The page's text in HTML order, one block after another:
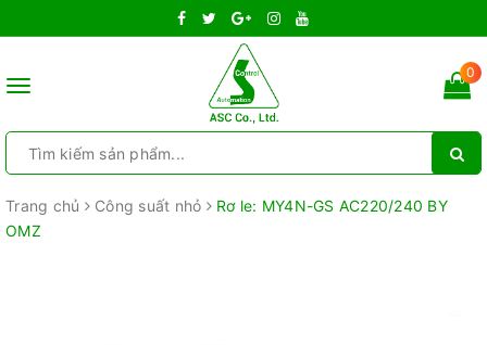
Toggle
0
Trang chủ Công suất nhỏ
Rơ le: MY4N-GS AC220/240 BY
OMZ